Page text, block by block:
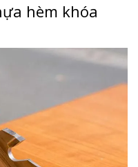
hèm khóa